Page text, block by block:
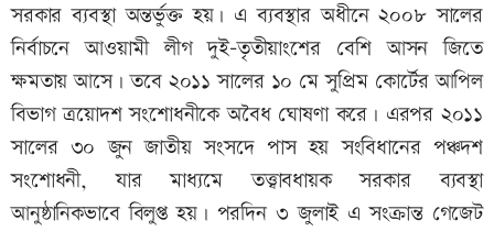
সরকার ব্যবস্থা অন্তর্ভুক্ত হয়। এ ব্যবস্থার অধীনে ২০০৮ সালের
নির্বাচনে আওয়ামী লীগ দুই-তৃতীয়াংশের বেশি আসন জিতে
ক্ষমতায় আসে। তবে ২০১১ সালের ১০ মে সুপ্রিম কোর্টের আপিল
বিভাগ ত্রয়োদশ সংশোধনীকে অবৈধ ঘোষণা করে। এরপর ২০১১
সালের ৩০ জুন জাতীয় সংসদে পাস হয় সংবিধানের পঞ্চদশ
সংশোধনী, যার মাধ্যমে তত্ত্বাবধায়ক সরকার ব্যবস্থা
আনুষ্ঠানিকভাবে বিলুপ্ত হয়। পরদিন ৩ জুলাই এ সংক্রান্ত গেজেট